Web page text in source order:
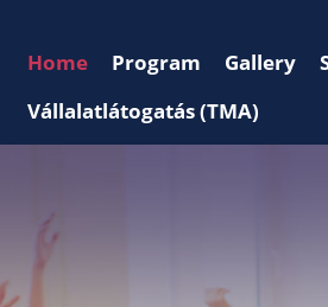
Home Program Gallery
Vállalatlátogatás (TMA)